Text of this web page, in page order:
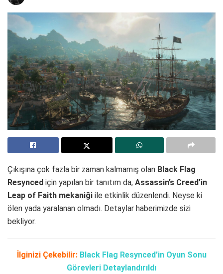
Çıkışına çok fazla bir zaman kalmamış olan Black Flag
Resynced için yapılan bir tanıtım da, Assassin’s Creed’in
Leap of Faith mekaniği ile etkinlik düzenlendi. Neyse ki
ölen yada yaralanan olmadı. Detaylar haberimizde sizi
bekliyor.
İlginizi Çekebilir: Black Flag Resynced’in Oyun Sonu
Görevleri Detaylandırıldı